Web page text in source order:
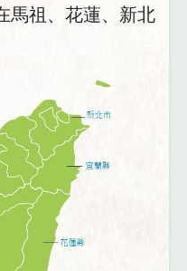
馬祖、花蓮、新北